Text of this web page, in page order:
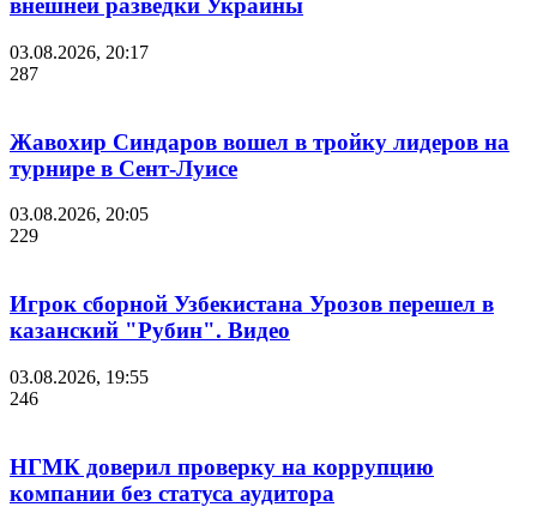
внешней разведки Украины
03.08.2026, 20:17
287
Жавохир Синдаров вошел в тройку лидеров на
турнире в Сент-Луисе
03.08.2026, 20:05
229
Игрок сборной Узбекистана Урозов перешел в
казанский "Рубин". Видео
03.08.2026, 19:55
246
НГМК доверил проверку на коррупцию
компании без статуса аудитора